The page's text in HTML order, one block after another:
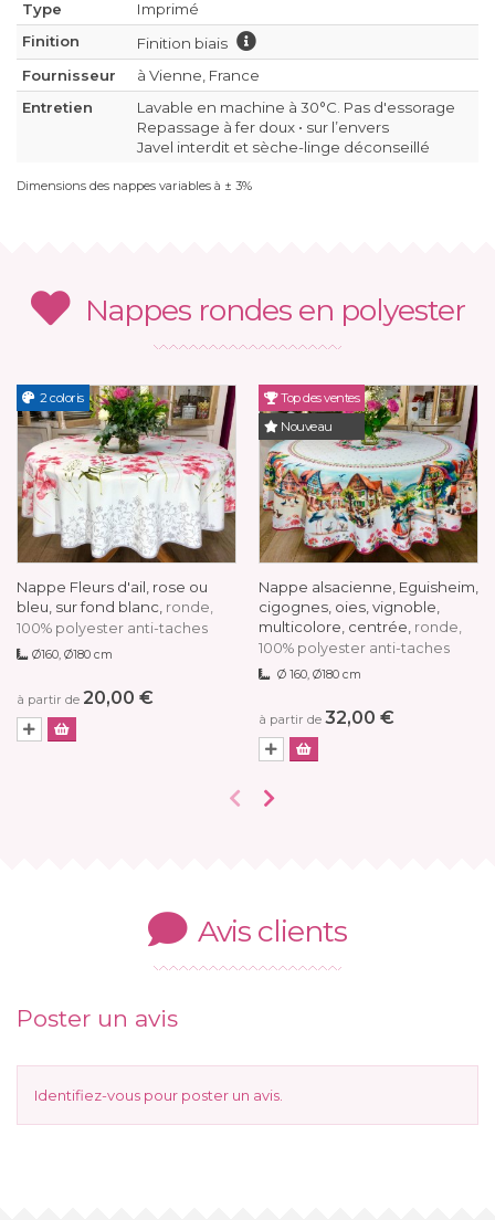
Type
Imprimé
Finition
Finition biais
Fournisseur
à Vienne, France
Entretien
Lavable en machine à 30°C. Pas d'essorage
Repassage à fer doux • sur l’envers
Javel interdit et sèche-linge déconseillé
Dimensions des nappes variables à ± 3%
Nappes rondes en polyester
2 coloris
Nappe Fleurs d'ail, rose ou
bleu, sur fond blanc, ronde,
100% polyester anti-taches
Ø160, Ø180 cm
à partir de 20,00 €
Top des ventes
Nouveau
Nappe alsacienne, Eguisheim,
cigognes, oies, vignoble,
multicolore, centrée, ronde,
100% polyester anti-taches
Ø 160, Ø180 cm
à partir de 32,00 €
Avis clients
Poster un avis
Identifiez-vous pour poster un avis.